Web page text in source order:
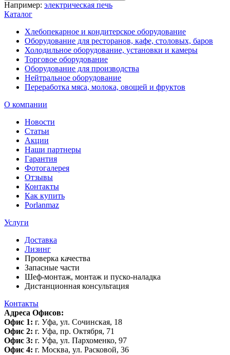
Например: электрическая печь
Каталог
Хлебопекарное и кондитерское оборудование
Оборудование для ресторанов, кафе, столовых, баров
Холодильное оборудование, установки и камеры
Торговое оборудование
Оборудование для производства
Нейтральное оборудование
Переработка мяса, молока, овощей и фруктов
О компании
Новости
Статьи
Акции
Наши партнеры
Гарантия
Фотогалерея
Отзывы
Контакты
Как купить
Porlanmaz
Услуги
Доставка
Лизинг
Проверка качества
Запасные части
Шеф-монтаж, монтаж и пуско-наладка
Дистанционная консультация
Контакты
Адреса Офисов:
Офис 1: г. Уфа, ул. Сочинская, 18
Офис 2: г. Уфа, пр. Октября, 71
Офис 3: г. Уфа, ул. Пархоменко, 97
Офис 4: г. Москва, ул. Расковой, 36